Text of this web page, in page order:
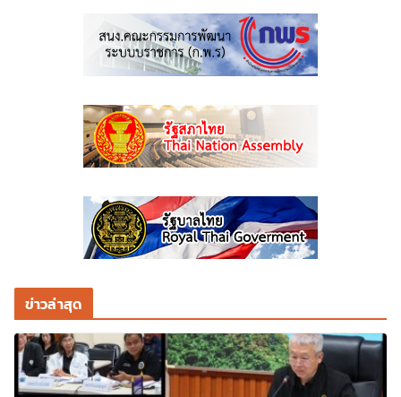
ข่าวล่าสุด